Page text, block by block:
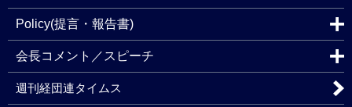
Policy(提言・報告書)
会長コメント／スピーチ
週刊経団連タイムス